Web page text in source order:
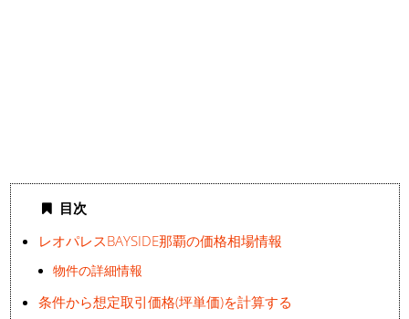
目次
レオパレスBAYSIDE那覇の価格相場情報
物件の詳細情報
条件から想定取引価格(坪単価)を計算する